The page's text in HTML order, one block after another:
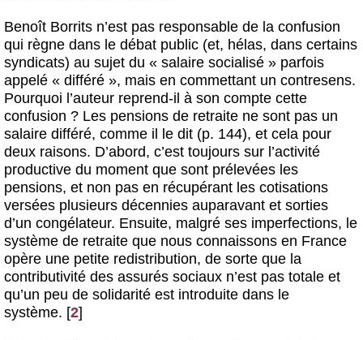
Benoît Borrits n’est pas responsable de la confusion
qui règne dans le débat public (et, hélas, dans certains
syndicats) au sujet du « salaire socialisé » parfois
appelé « différé », mais en commettant un contresens.
Pourquoi l’auteur reprend-il à son compte cette
confusion ? Les pensions de retraite ne sont pas un
salaire différé, comme il le dit (p. 144), et cela pour
deux raisons. D’abord, c’est toujours sur l’activité
productive du moment que sont prélevées les
pensions, et non pas en récupérant les cotisations
versées plusieurs décennies auparavant et sorties
d’un congélateur. Ensuite, malgré ses imperfections, le
système de retraite que nous connaissons en France
opère une petite redistribution, de sorte que la
contributivité des assurés sociaux n’est pas totale et
qu’un peu de solidarité est introduite dans le
système. [2]